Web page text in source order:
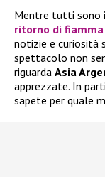
Mentre tutti sono
ritorno di
notizie e curiosità
spettacolo non
riguarda Asia
apprezzate. In
sapete per quale